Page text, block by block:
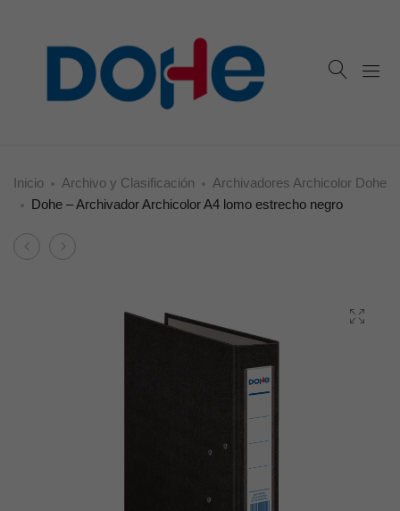
Inicio Archivo y Clasificación
Archivadores Archicolor Dohe
Dohe – Archivador Archicolor A4 lomo estrecho negro
Product
Dohe
Dohe